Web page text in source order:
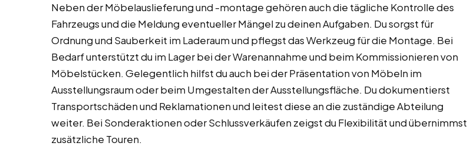
Neben der Möbelauslieferung und -montage gehören auch die tägliche Kontrolle des
Fahrzeugs und die Meldung eventueller Mängel zu deinen Aufgaben. Du sorgst für
Ordnung und Sauberkeit im Laderaum und pflegst das Werkzeug für die Montage. Bei
Bedarf unterstützt du im Lager bei der Warenannahme und beim Kommissionieren von
Möbelstücken. Gelegentlich hilfst du auch bei der Präsentation von Möbeln im
Ausstellungsraum oder beim Umgestalten der Ausstellungsfläche. Du dokumentierst
Transportschäden und Reklamationen und leitest diese an die zuständige Abteilung
weiter. Bei Sonderaktionen oder Schlussverkäufen zeigst du Flexibilität und übernimmst
zusätzliche Touren.